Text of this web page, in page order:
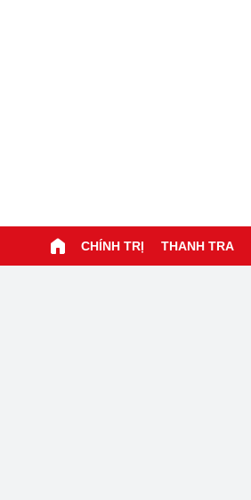
CHÍNH TRỊ THANH TRA